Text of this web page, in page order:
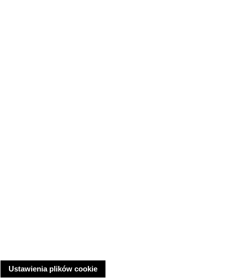
Ustawienia plików cookie